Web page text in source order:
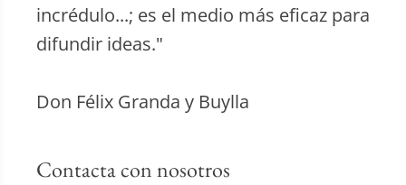
incrédulo...; es el medio más eficaz para
difundir ideas."
Don Félix Granda y Buylla
Contacta con nosotros